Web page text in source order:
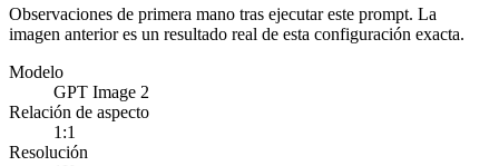
Observaciones de primera mano tras ejecutar este prompt. La
imagen anterior es un resultado real de esta configuración exacta.
Modelo
GPT Image 2
Relación de aspecto
1:1
Resolución